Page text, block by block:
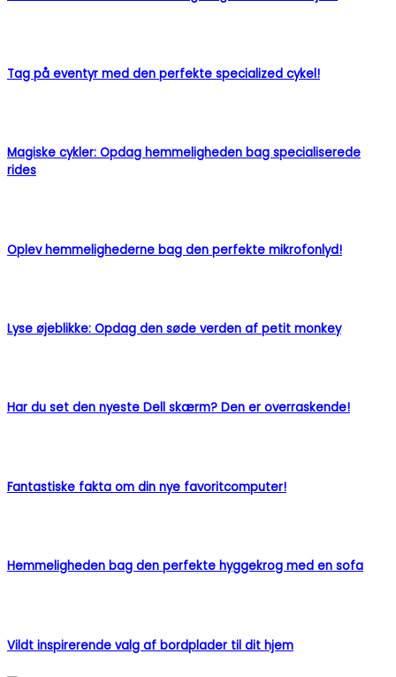
Tag på eventyr med den perfekte specialized cykel!
Magiske cykler: Opdag hemmeligheden bag specialiserede
rides
Oplev hemmelighederne bag den perfekte mikrofonlyd!
Lyse øjeblikke: Opdag den søde verden af petit monkey
Har du set den nyeste Dell skærm? Den er overraskende!
Fantastiske fakta om din nye favoritcomputer!
Hemmeligheden bag den perfekte hyggekrog med en sofa
Vildt inspirerende valg af bordplader til dit hjem